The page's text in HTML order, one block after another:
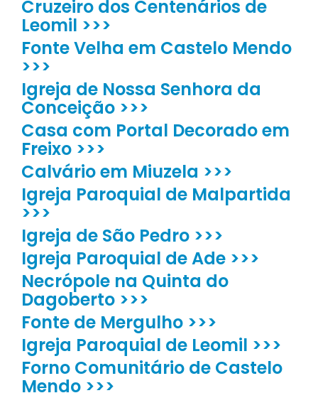
Cruzeiro dos Centenários de
Leomil >>>
Fonte Velha em Castelo Mendo
>>>
Igreja de Nossa Senhora da
Conceição >>>
Casa com Portal Decorado em
Freixo >>>
Calvário em Miuzela >>>
Igreja Paroquial de Malpartida
>>>
Igreja de São Pedro >>>
Igreja Paroquial de Ade >>>
Necrópole na Quinta do
Dagoberto >>>
Fonte de Mergulho >>>
Igreja Paroquial de Leomil >>>
Forno Comunitário de Castelo
Mendo >>>